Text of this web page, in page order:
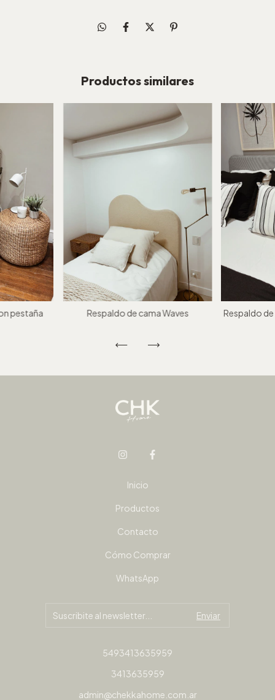
Productos similares
pestaña Respaldo de cama Waves Respaldo
Inicio
Productos
Contacto
Cómo Comprar
WhatsApp
5493413635959
3413635959
admin@chekkahome.com.ar